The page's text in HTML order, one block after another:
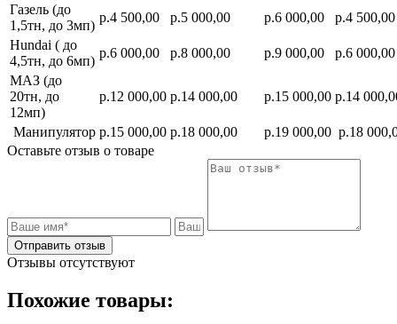
Газель (до
1,5тн, до 3мп)
р.4 500,00 р.5 000,00 р.6 000,00
р.4 500,00
Hundai ( до
4,5тн, до 6мп)
р.6 000,00 р.8 000,00 р.9 000,00
р.6 000,00
МАЗ (до
20тн, до
12мп)
р.12 000,00 р.14 000,00 р.15 000,00 р.14
Манипулятор р.15 000,00 р.18 000,00 р.19 000,00 р.18
Оставьте отзыв о товаре
Отправить отзыв
Отзывы отсутствуют
Похожие товары: